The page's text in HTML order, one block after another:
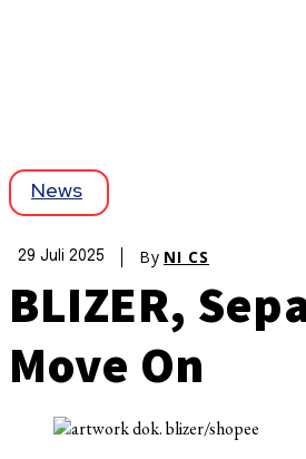
News
29 Juli 2025 By NI CS
BLIZER,
Move On